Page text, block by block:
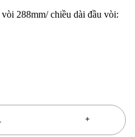
288mm/ chiều dài đầu vòi: